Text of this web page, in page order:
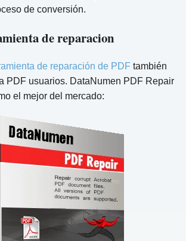
de conversión.
de reparacion
de reparación de PDF también
PDF usuarios. DataNumen PDF Repair
el mejor del mercado: